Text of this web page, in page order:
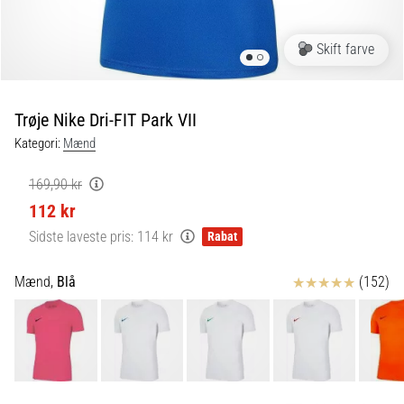
de?
praksis
tester
shuttle
run-
hurtighed,
smidighed
og
retningsskift.
Hvordan
udføres
Skift farve
Trøje Nike Dri-FIT Park VII
Kategori: Mænd
169,90 kr
112 kr
Sidste laveste pris: 114 kr Rabat
Mænd, Blå Anmeldelser (152)